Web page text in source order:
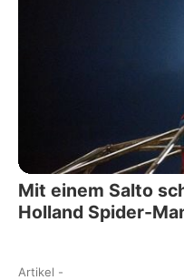
Mit einem Salto
Holland Spider-
Artikel -